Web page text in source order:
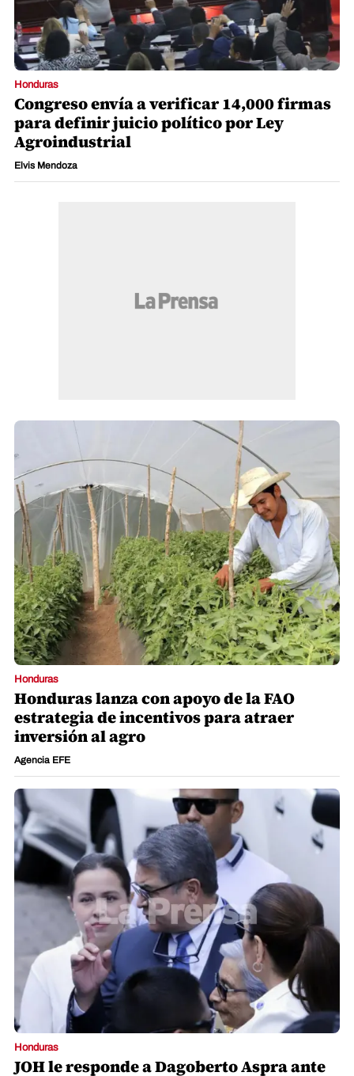
Honduras
Congreso envía a verificar 14,000 firmas
para definir juicio político por Ley
Agroindustrial
Elvis Mendoza
Honduras
Honduras lanza con apoyo de la FAO
estrategia de incentivos para atraer
inversión al agro
Agencia EFE
Honduras
JOH le responde a Dagoberto Aspra ante